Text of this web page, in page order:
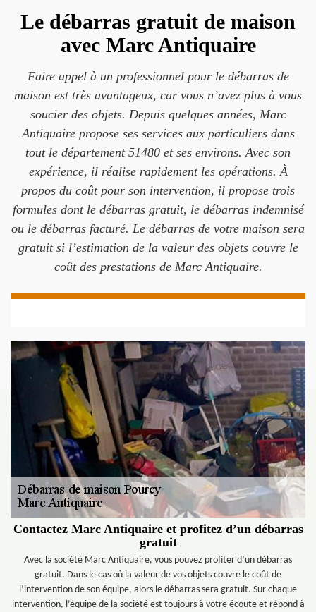
Le débarras gratuit de maison
avec Marc Antiquaire
Faire appel à un professionnel pour le débarras de
maison est très avantageux, car vous n’avez plus à vous
soucier des objets. Depuis quelques années, Marc
Antiquaire propose ses services aux particuliers dans
tout le département 51480 et ses environs. Avec son
expérience, il réalise rapidement les opérations. À
propos du coût pour son intervention, il propose trois
formules dont le débarras gratuit, le débarras indemnisé
ou le débarras facturé. Le débarras de votre maison sera
gratuit si l’estimation de la valeur des objets couvre le
coût des prestations de Marc Antiquaire.
Contactez Marc Antiquaire et profitez d’un débarras
gratuit
Avec la société Marc Antiquaire, vous pouvez profiter d’un débarras
gratuit. Dans le cas où la valeur de vos objets couvre le coût de
l’intervention de son équipe, alors le débarras sera gratuit. Sur chaque
intervention, l’équipe de la société est toujours à votre écoute et répond à